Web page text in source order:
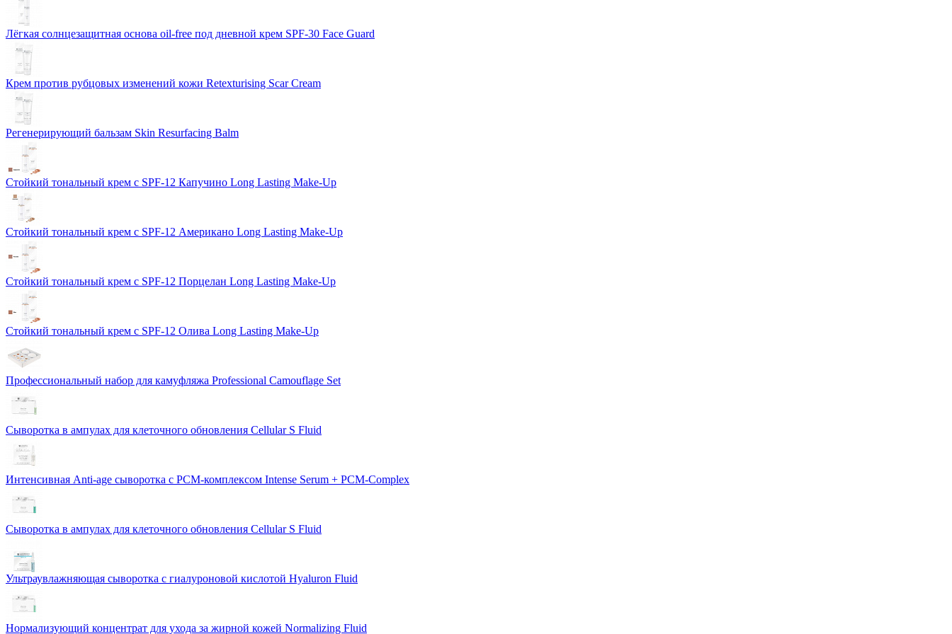
Лёгкая солнцезащитная основа oil-free под дневной крем SPF-30 Face Guard
Крем против рубцовых изменений кожи Retexturising Scar Cream
Регенерирующий бальзам Skin Resurfacing Balm
Стойкий тональный крем с SPF-12 Капучино Long Lasting Make-Up
Стойкий тональный крем с SPF-12 Американо Long Lasting Make-Up
Стойкий тональный крем с SPF-12 Порцелан Long Lasting Make-Up
Стойкий тональный крем с SPF-12 Олива Long Lasting Make-Up
Профессиональный набор для камуфляжа Professional Camouflage Set
Сыворотка в ампулах для клеточного обновления Cellular S Fluid
Интенсивная Anti-age сыворотка с PCM-комплексом Intense Serum + PCM-Complex
Сыворотка в ампулах для клеточного обновления Cellular S Fluid
Ультраувлажняющая сыворотка с гиалуроновой кислотой Hyaluron Fluid
Нормализующий концентрат для ухода за жирной кожей Normalizing Fluid